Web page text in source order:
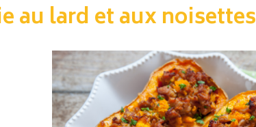
au lard et aux noisettes